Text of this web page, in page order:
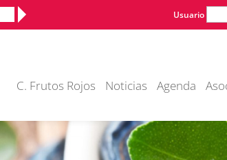
Usuario
C. Frutos Rojos Noticias Agenda